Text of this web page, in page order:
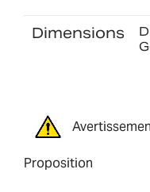
Dimensions
Proposition